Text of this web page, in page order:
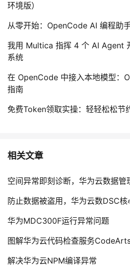
环境版）
从零开始：OpenCode AI 编程助
我用 Multica 指挥 4 个 AI Agent
系统
在 OpenCode 中接入本地模型：
指南
免费Token领取实操：轻轻松松节
相关文章
空间异常即刻诊断，华为云数据
防止数据被盗用，华为云数DSC
华为MDC300F运行异常问题
图解华为云代码检查服务
解决华为云NPM编译异常